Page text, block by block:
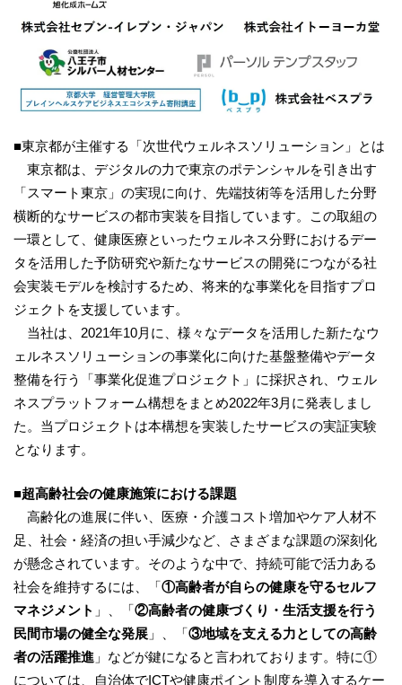
■東京都が主催する「次世代ウェルネスソリューション」とは
東京都は、デジタルの力で東京のポテンシャルを引き出す
「スマート東京」の実現に向け、先端技術等を活⽤した分野
横断的なサービスの都市実装を⽬指しています。この取組の
⼀環として、健康医療といったウェルネス分野におけるデー
タを活用した予防研究や新たなサービスの開発につながる社
会実装モデルを検討するため、将来的な事業化を目指すプロ
ジェクトを支援しています。
当社は、2021年10月に、様々なデータを活用した新たなウ
ェルネスソリューションの事業化に向けた基盤整備やデータ
整備を行う「事業化促進プロジェクト」に採択され、ウェル
ネスプラットフォーム構想をまとめ2022年3月に発表しまし
た。当プロジェクトは本構想を実装したサービスの実証実験
となります。
■超高齢社会の健康施策における課題
高齢化の進展に伴い、医療・介護コスト増加やケア人材不
足、社会・経済の担い手減少など、さまざまな課題の深刻化
が懸念されています。そのような中で、持続可能で活力ある
社会を維持するには、「①高齢者が自らの健康を守るセルフ
マネジメント 」、「②高齢者の健康づくり・生活支援を行う
民間市場の健全な発展 」、「③地域を支える力としての高齢
者の活躍推進 」などが鍵になると言われております。特に①
については、自治体でICTや健康ポイント制度を導入するケー